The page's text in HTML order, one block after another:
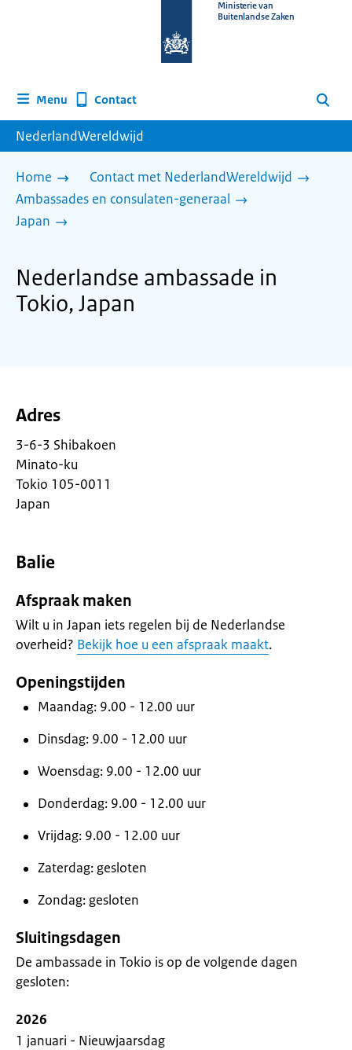
homepage
Ministerie van
Buitenlandse Zaken
Menu Contact Zoeken
NederlandWereldwijd
Home
Contact met NederlandWereldwijd
Ambassades en consulaten-generaal
Japan
Nederlandse ambassade in
Tokio, Japan
Adres
3-6-3 Shibakoen
Minato-ku
Tokio 105-0011
Japan
Balie
Afspraak maken
Wilt u in Japan iets regelen bij de Nederlandse
overheid? Bekijk hoe u een afspraak maakt.
Openingstijden
Maandag: 9.00 - 12.00 uur
Dinsdag: 9.00 - 12.00 uur
Woensdag: 9.00 - 12.00 uur
Donderdag: 9.00 - 12.00 uur
Vrijdag: 9.00 - 12.00 uur
Zaterdag: gesloten
Zondag: gesloten
Sluitingsdagen
De ambassade in Tokio is op de volgende dagen
gesloten:
2026
1 januari - Nieuwjaarsdag